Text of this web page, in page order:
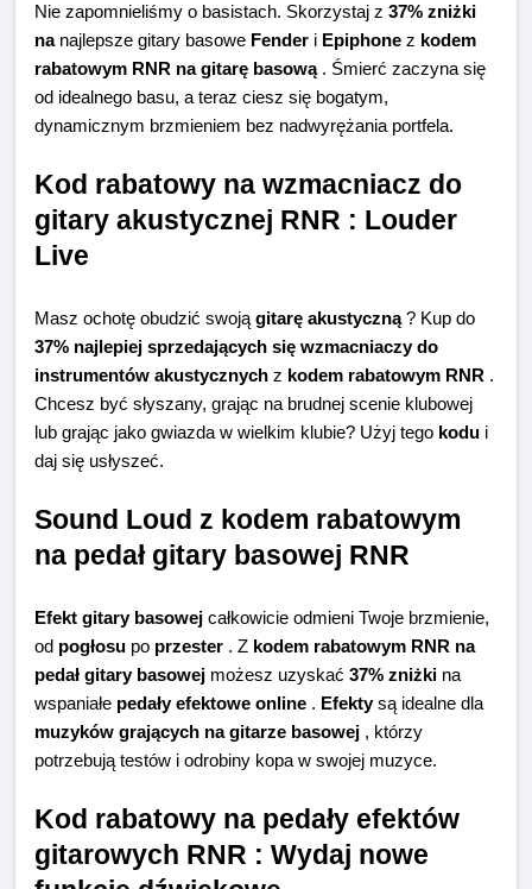
Nie zapomnieliśmy o basistach. Skorzystaj z 37% zniżki
nanajlepsze gitary basowe Fender i Epiphone z kodem
rabatowym RNR na gitarę basową. Śmierć zaczyna się
od idealnego basu, a teraz ciesz się bogatym,
dynamicznym brzmieniem bez nadwyrężania portfela.
Kod rabatowy na wzmacniacz do
gitary akustycznej RNR : Louder
Live
Masz ochotę obudzić swoją gitarę akustyczną? Kup do
37% najlepiej sprzedających się wzmacniaczy do
instrumentów akustycznych z kodem rabatowym RNR .
Chcesz być słyszany, grając na brudnej scenie klubowej
lub grając jako gwiazda w wielkim klubie? Użyj tego kodu i
daj się usłyszeć.
Sound Loud z kodem rabatowym
na pedał gitary basowej RNR
Efekt gitary basowej całkowicie odmieni Twoje brzmienie,
od pogłosu po przester . Z kodem rabatowym RNR na
pedał gitary basowej możesz uzyskać 37% zniżki na
wspaniałe pedały efektowe online . Efektysą idealne dla
muzyków grających na gitarze basowej , którzy
potrzebują testów i odrobiny kopa w swojej muzyce.
Kod rabatowy na pedały efektów
gitarowych RNR : Wydaj nowe